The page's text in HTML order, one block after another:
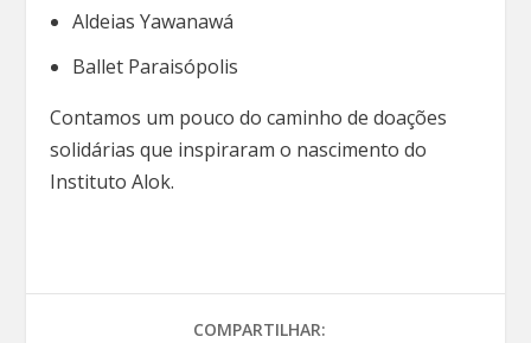
Aldeias Yawanawá
Ballet Paraisópolis
Contamos um pouco do caminho de doações
solidárias que inspiraram o nascimento do
Instituto Alok.
COMPARTILHAR: